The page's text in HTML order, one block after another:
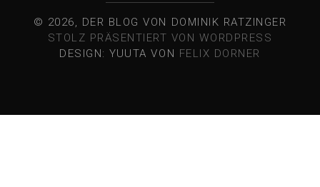
© 2026, DER BLOG VON DOMINIK RATZINGER
STOLZ PRÄSENTIERT VON WORDPRESS
DESIGN: YUUTA VON FELIX DORNER